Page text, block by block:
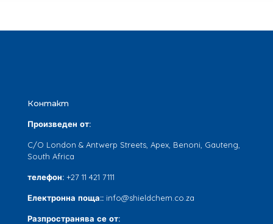
Контакт
Произведен от:
C/O London & Antwerp Streets, Apex, Benoni, Gauteng,
South Africa
телефон: +27 11 421 7111
Електронна поща:: info@shieldchem.co.za
Разпространява се от: